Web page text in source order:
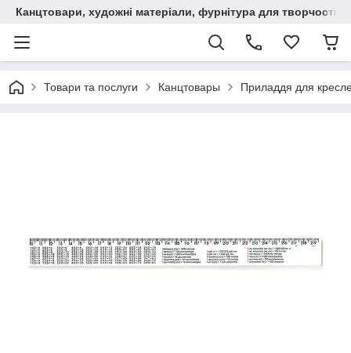
Канцтовари, художні матеріали, фурнітура для творчості
Товари та послуги Канцтовары Приладдя для